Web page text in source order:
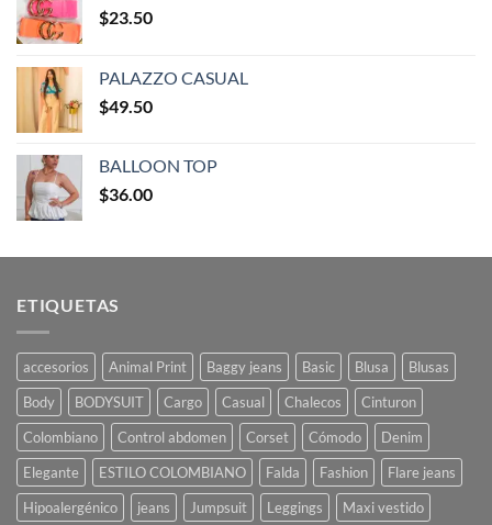
$23.50
PALAZZO CASUAL
$49.50
BALLOON TOP
$36.00
ETIQUETAS
accesorios Animal Print Baggy jeans Basic Blusa
Blusas
Body
BODYSUIT Cargo Casual Chalecos
Cinturon
Colombiano
Control abdomen Corset Cómodo
Denim
Elegante
ESTILO COLOMBIANO Falda Fashion
Flare jeans
Hipoalergénico
jeans Jumpsuit Leggings Maxi vestido